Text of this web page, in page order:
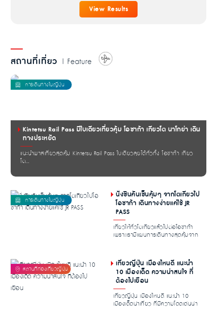
View Results
สถานที่เที่ยว | Feature
Kintetsu Rail Pass มีใบเดียวเที่ยวคุ้ม โอซาก้า เกียวโต นาโกย่า เดิน
ทางประหยัด
แนะนำพาสเที่ยวสุดคุ้ม Kintetsu Rail Pass ใบเดียวลุยได้ทั่วทั้ง โอซาก้า เกียว
โต...
นั่งชินคันเซ็นคุ้มๆ จากโตเกียวไป
โอซาก้า เดินทางง่ายแค่ใช้ JR
PASS
เที่ยวให้ทั่วโตเกียวแล้วไปต่อโอซาก้า
เพราะเรามีแผนการเดินทางสุดคุ้มจาก
เที่ยวญี่ปุ่น เมืองไหนดี แนะนำ
10 เมืองเด็ด ความน่าสนใจ ที่
ต้องไปเยือน
เที่ยวญี่ปุ่น เมืองไหนดี แนะนำ 10
เมืองเด็ดน่าเที่ยว ที่มีความโดดเด่นน่า